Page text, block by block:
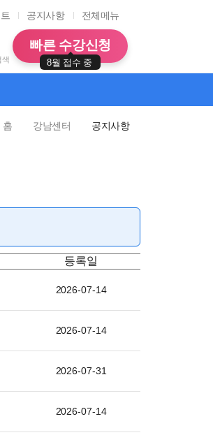
공지사항 전체메뉴
색
빠른 수강신청
8월 접수 중
홈 강남센터 공지사항
등록일
2026-07-14
2026-07-14
2026-07-31
2026-07-14